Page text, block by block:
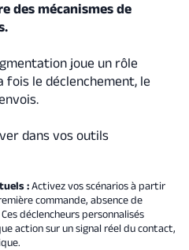
des mécanismes de
joue un rôle
fois le déclenchement, le
dans vos outils
:Activez vos scénarios à partir
commande, absence de
déclencheurs personnalisés
action sur un signal réel du contact,